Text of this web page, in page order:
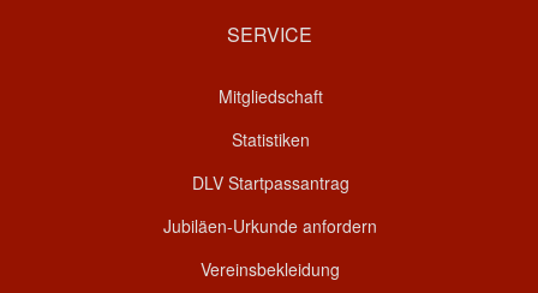
SERVICE
Mitgliedschaft
Statistiken
DLV Startpassantrag
Jubiläen-Urkunde anfordern
Vereinsbekleidung